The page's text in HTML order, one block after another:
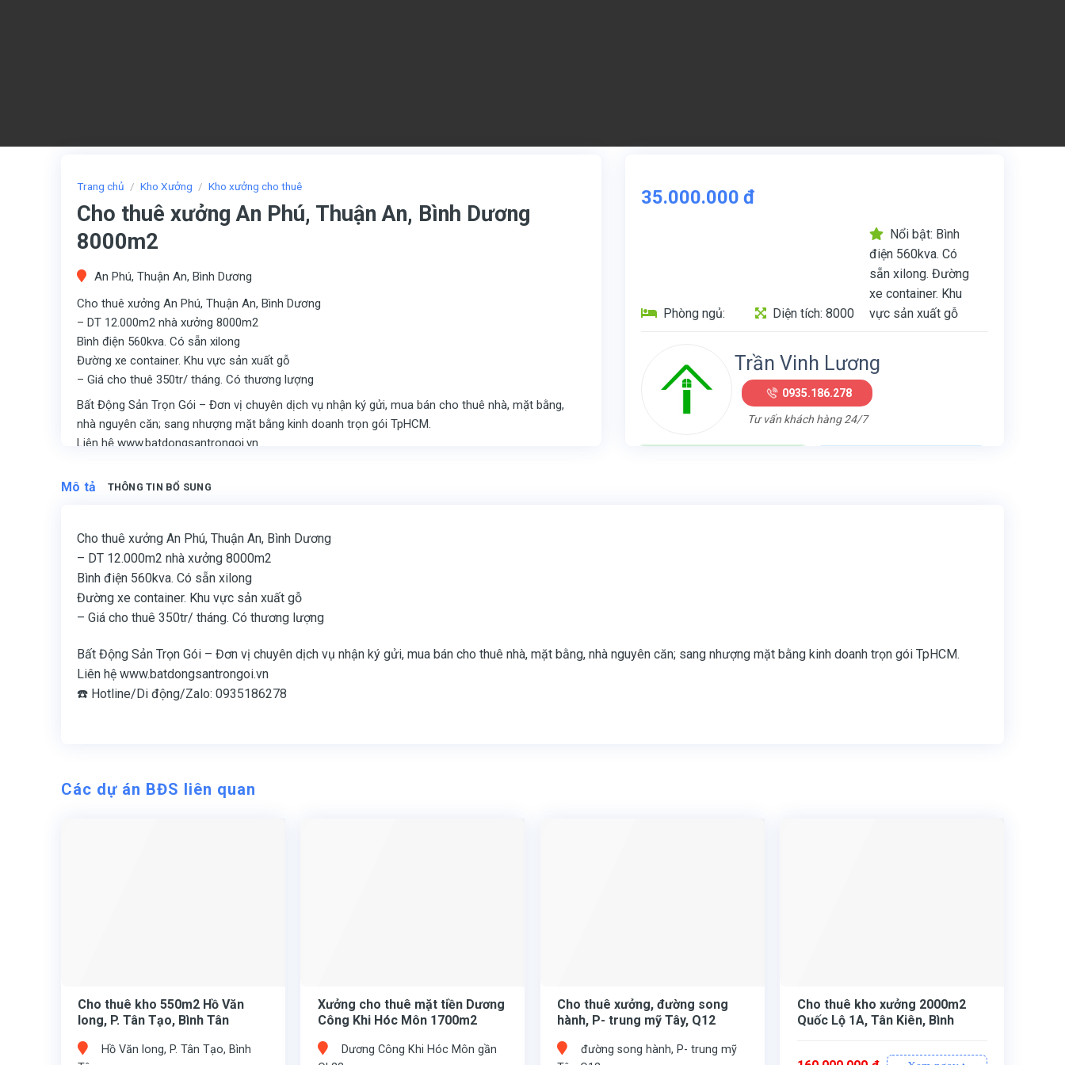
Trang chủ / Kho Xưởng / Kho xưởng cho thuê
Cho thuê xưởng An Phú, Thuận An, Bình Dương
8000m2
An Phú, Thuận An, Bình Dương
Cho thuê xưởng An Phú, Thuận An, Bình Dương
– DT 12.000m2 nhà xưởng 8000m2
Bình điện 560kva. Có sẵn xilong
Đường xe container. Khu vực sản xuất gỗ
– Giá cho thuê 350tr/ tháng. Có thương lượng
Bất Động Sản Trọn Gói – Đơn vị chuyên dịch vụ nhận ký gửi, mua bán cho thuê nhà, mặt bằng,
nhà nguyên căn; sang nhượng mặt bằng kinh doanh trọn gói TpHCM.
Liên hệ www.batdongsantrongoi.vn
35.000.000 đ
Phòng ngủ: Diện tích: 8000
Nổi bật: Bình
điện 560kva. Có
sẵn xilong. Đường
xe container. Khu
vực sản xuất gỗ
Trần Vinh Lương
0935.186.278
Tư vấn khách hàng 24/7
Mô tả THÔNG TIN BỔ SUNG
Cho thuê xưởng An Phú, Thuận An, Bình Dương
– DT 12.000m2 nhà xưởng 8000m2
Bình điện 560kva. Có sẵn xilong
Đường xe container. Khu vực sản xuất gỗ
– Giá cho thuê 350tr/ tháng. Có thương lượng
Bất Động Sản Trọn Gói – Đơn vị chuyên dịch vụ nhận ký gửi, mua bán cho thuê nhà, mặt bằng, nhà nguyên căn; sang nhượng mặt bằng kinh doanh trọn gói TpHCM.
Liên hệ www.batdongsantrongoi.vn
☎️ Hotline/Di động/Zalo: 0935186278
Các dự án BĐS liên quan
Cho thuê kho 550m2 Hồ Văn
long, P. Tân Tạo, Bình Tân
Hồ Văn long, P. Tân Tạo, Bình
Xưởng cho thuê mặt tiền Dương
Công Khi Hóc Môn 1700m2
Dương Công Khi Hóc Môn gần
Cho thuê xưởng, đường song
hành, P- trung mỹ Tây, Q12
đường song hành, P- trung mỹ
Cho thuê kho xưởng 2000m2
Quốc Lộ 1A, Tân Kiên, Bình